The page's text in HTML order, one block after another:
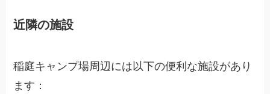
近隣の施設
稲庭キャンプ場周辺には以下の便利な施設があり
ます：